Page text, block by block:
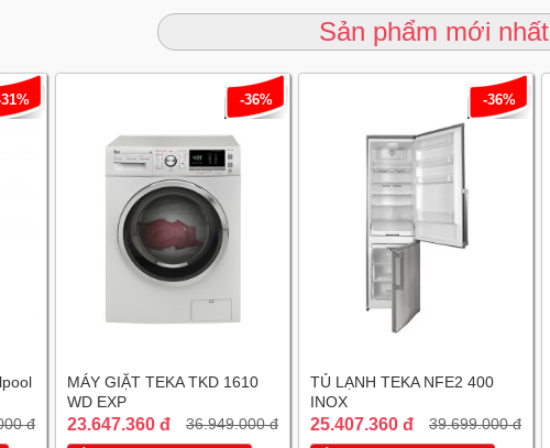
Sản phẩm mới nhất
đ
-36%
MÁY GIẶT TEKA TKD 1610
WD EXP
23.647.360 đ 36.949.000 đ
-36%
TỦ LẠNH TEKA NFE2 400
INOX
25.407.360 đ 39.699.000 đ